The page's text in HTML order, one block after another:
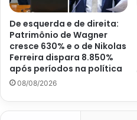
De esquerda e de direita:
Patrimônio de Wagner
cresce 630% e o de Nikolas
Ferreira dispara 8.850%
após períodos na política
08/08/2026